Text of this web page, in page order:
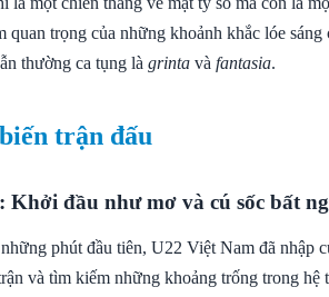
quan trọng của những khoảnh khắc lóe
thường ca tụng là grinta và fantasia.
trận đấu
Khởi đầu như mơ và cú sốc bất
phút đầu tiên, U22 Việt Nam đã nhập
và tìm kiếm những khoảng trống trong